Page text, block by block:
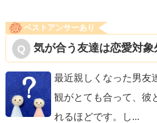
ベストアンサーあり
気が合う友達は恋愛対象
最近親しくなった男友
観がとても合って、彼
れるほどです。し...